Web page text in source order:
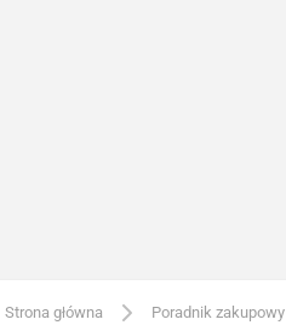
Strona główna Poradnik zakupowy